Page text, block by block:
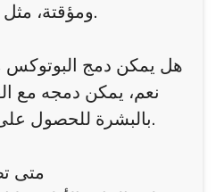
ومؤقتة، مثل احمرار أو تورم بسيط.
4. هل يمكن دمج
نعم، يمكن دمجه مع
بالبشرة للحصول على نتائج شاملة وطبيعية.
5. متى